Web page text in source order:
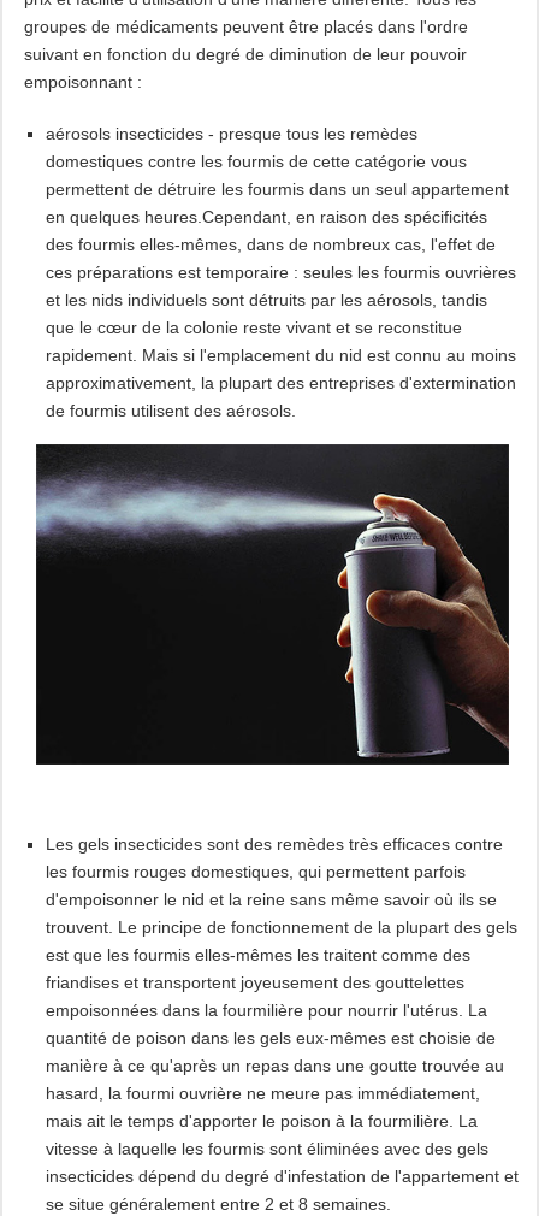
groupes de médicaments peuvent être placés dans l'ordre
suivant en fonction du degré de diminution de leur pouvoir
empoisonnant :
aérosols insecticides - presque tous les remèdes
domestiques contre les fourmis de cette catégorie vous
permettent de détruire les fourmis dans un seul appartement
en quelques heures.Cependant, en raison des spécificités
des fourmis elles-mêmes, dans de nombreux cas, l'effet de
ces préparations est temporaire : seules les fourmis ouvrières
et les nids individuels sont détruits par les aérosols, tandis
que le cœur de la colonie reste vivant et se reconstitue
rapidement. Mais si l'emplacement du nid est connu au moins
approximativement, la plupart des entreprises d'extermination
de fourmis utilisent des aérosols.
Les gels insecticides sont des remèdes très efficaces contre
les fourmis rouges domestiques, qui permettent parfois
d'empoisonner le nid et la reine sans même savoir où ils se
trouvent. Le principe de fonctionnement de la plupart des gels
est que les fourmis elles-mêmes les traitent comme des
friandises et transportent joyeusement des gouttelettes
empoisonnées dans la fourmilière pour nourrir l'utérus. La
quantité de poison dans les gels eux-mêmes est choisie de
manière à ce qu'après un repas dans une goutte trouvée au
hasard, la fourmi ouvrière ne meure pas immédiatement,
mais ait le temps d'apporter le poison à la fourmilière. La
vitesse à laquelle les fourmis sont éliminées avec des gels
insecticides dépend du degré d'infestation de l'appartement et
se situe généralement entre 2 et 8 semaines.